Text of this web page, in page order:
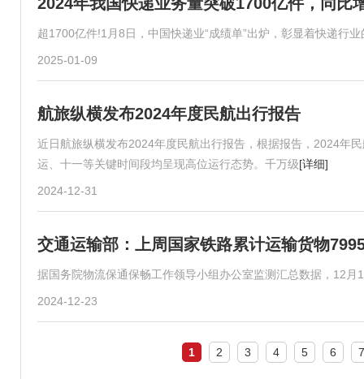
超1700亿件!1月8日，中国快递业“成绩单”出炉，彰显着快递行
2025-01-09
航旅纵横发布2024年度民航出行报告
近日航旅纵横发布2024年度民航出行报告，根据报告，2024年
运、十一等关键时间段均呈现高位运行态势。千万级[详细]
2024-12-31
交通运输部：上周国家铁路累计运输货物
据国务院物流保通保畅工作领导小组办公室监测汇总数据，12月
2024-12-23
1 2 3 4 5 6 7